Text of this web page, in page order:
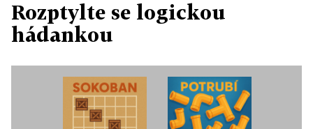
Rozptylte se logickou
hádankou